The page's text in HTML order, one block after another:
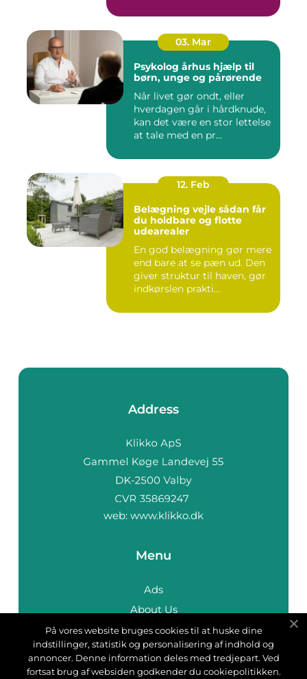
03. Mar
Psykolog århus hjælp til
børn, unge og pårørende
Når livet gør ondt, eller
hverdagen går i hårdknude,
kan det være en stor lettelse
at tale med en pr...
12. Feb
Belægning vejle sådan får
du holdbare og flotte
udearealer
En god belægning gør mere
end bare at se pæn ud. Den
giver struktur til haven, gør
indkørslen prakti...
Address
web: www.klikko.dk
Menu
Ads
About Us
Cookies
Contact
Sitemap
På vores website bruges cookies til at huske dine
indstillinger, statistik og personalisering af indhold og
annoncer. Denne information deles med tredjepart. Ved
fortsat brug af websiden godkender du cookiepolitikken.